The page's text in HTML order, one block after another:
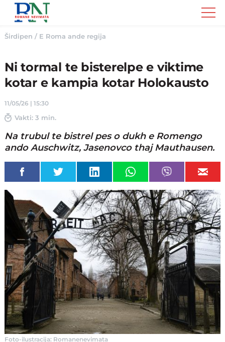
Romane
Nemivata
Širdipen / E Roma ande regija
Ni tormal te bisterelpe e viktime
kotar e kampia kotar Holokausto
11/05/26 | 15:30
Vakti: 3 min.
Na trubul te bistrel pes o dukh e Romengo
ando Auschwitz, Jasenovco thaj Mauthausen.
Foto-ilustracija: Romanenevimata